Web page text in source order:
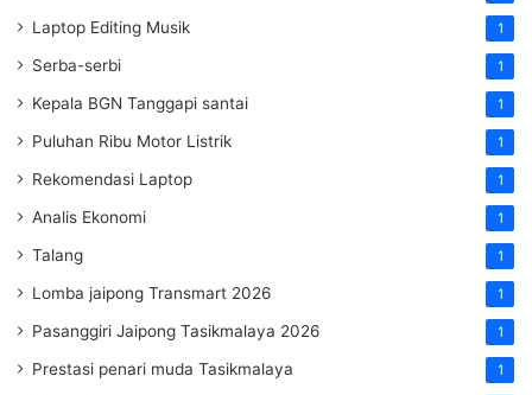
Laptop Editing Musik 1
Serba-serbi 1
Kepala BGN Tanggapi santai 1
Puluhan Ribu Motor Listrik 1
Rekomendasi Laptop 1
Analis Ekonomi 1
Talang 1
Lomba jaipong Transmart 2026 1
Pasanggiri Jaipong Tasikmalaya 2026 1
Prestasi penari muda Tasikmalaya 1